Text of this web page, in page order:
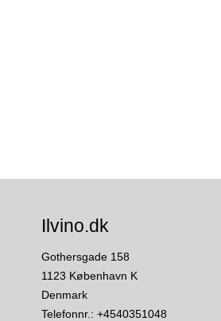
Ilvino.dk
Gothersgade 158
1123 København K
Denmark
Telefonnr. : +4540351048